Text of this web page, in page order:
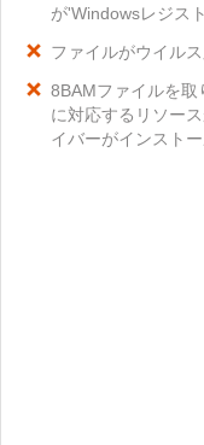
が'Windowsレジス
ファイルがウイル
8BAMファイルを取
に対応するリソー
イバーがインスト